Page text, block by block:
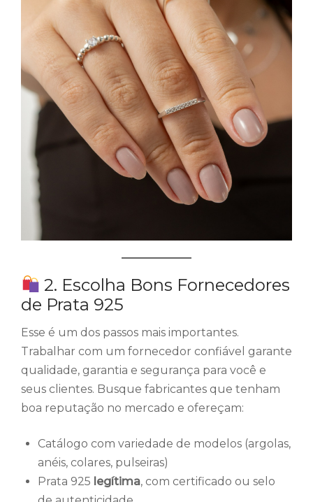
2. Escolha Bons Fornecedores
de Prata 925
Esse é um dos passos mais importantes.
Trabalhar com um fornecedor confiável garante
qualidade, garantia e segurança para você e
seus clientes. Busque fabricantes que tenham
boa reputação no mercado e ofereçam:
Catálogo com variedade de modelos (argolas,
anéis, colares, pulseiras)
Prata 925 legítima, com certificado ou selo